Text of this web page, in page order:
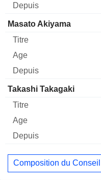
Masato Akiyama
Takashi Takagaki
Composition du